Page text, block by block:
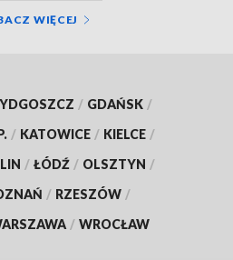
WIĘCEJ
/ GDAŃSK /
/ KATOWICE / KIELCE /
/ ŁÓDŹ / OLSZTYN /
/ RZESZÓW /
/ WROCŁAW